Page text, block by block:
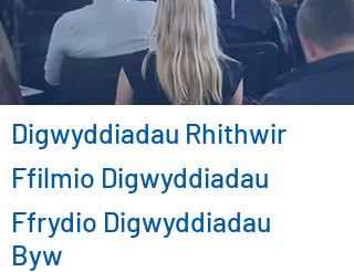
Digwyddiadau Rhithwir
Ffilmio Digwyddiadau
Ffrydio Digwyddiadau
Byw